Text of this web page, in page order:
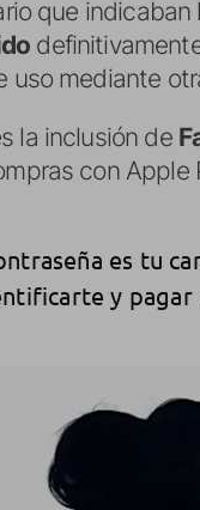
que
uso mediante
la inclusión de
con Apple
es tu
y